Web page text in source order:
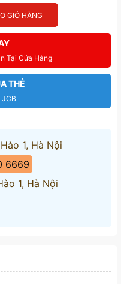
GIỎ HÀNG
Tại Cửa Hàng
THẺ
JCB
1, Hà Nội
6669
1, Hà Nội